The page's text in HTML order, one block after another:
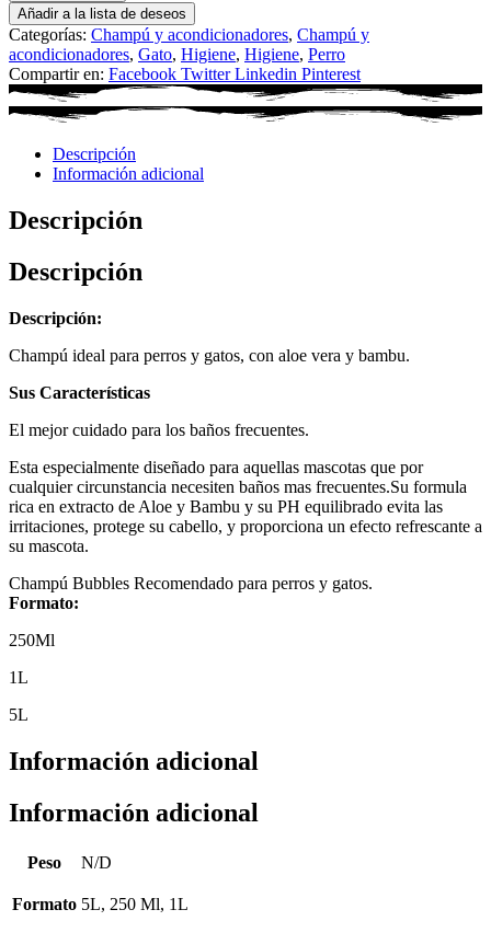
Añadir a la lista de deseos
Categorías: Champú y acondicionadores, Champú y
acondicionadores, Gato, Higiene, Higiene, Perro
Compartir en: Facebook Twitter Linkedin Pinterest
Descripción
Información adicional
Descripción
Descripción
Descripción:
Champú ideal para perros y gatos, con aloe vera y bambu.
Sus Características
El mejor cuidado para los baños frecuentes.
Esta especialmente diseñado para aquellas mascotas que por
cualquier circunstancia necesiten baños mas frecuentes.Su formula
rica en extracto de Aloe y Bambu y su PH equilibrado evita las
irritaciones, protege su cabello, y proporciona un efecto refrescante a
su mascota.
Champú Bubbles Recomendado para perros y gatos.
Formato:
250Ml
1L
5L
Información adicional
Información adicional
Peso N/D
Formato 5L, 250 Ml, 1L